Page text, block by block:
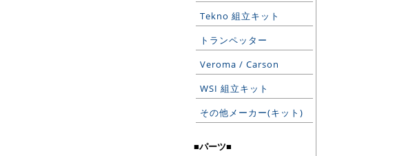
Tekno 組立キット
トランペッター
Veroma / Carson
WSI 組立キット
その他メーカー(キット)
■パーツ■